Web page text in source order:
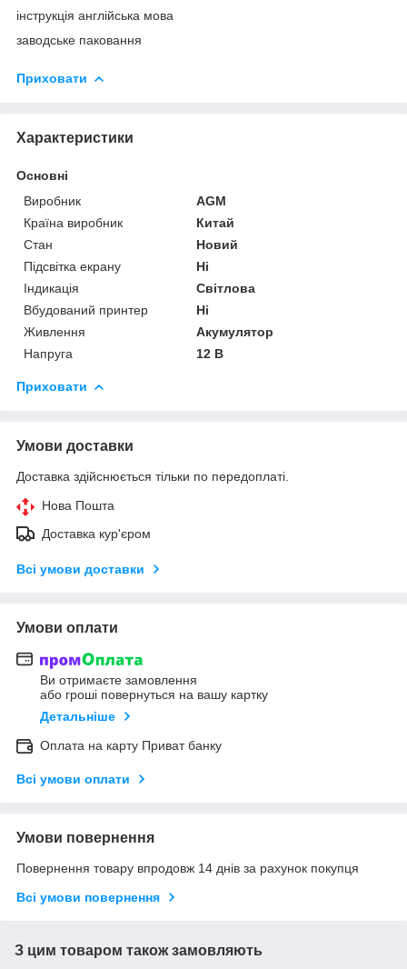
інструкція англійська мова
заводське паковання
Приховати
Характеристики
Основні
Виробник
AGM
Країна виробник
Китай
Стан
Новий
Підсвітка екрану
Ні
Індикація
Світлова
Вбудований принтер
Ні
Живлення
Акумулятор
Напруга
12 В
Приховати
Умови доставки
Доставка здійснюється тільки по передоплаті.
Нова Пошта
Доставка кур'єром
Всі умови доставки
Умови оплати
Ви отримаєте замовлення
або гроші повернуться на вашу картку
Детальніше
Оплата на карту Приват банку
Всі умови оплати
Умови повернення
Повернення товару впродовж 14 днів за рахунок покупця
Всі умови повернення
З цим товаром також замовляють